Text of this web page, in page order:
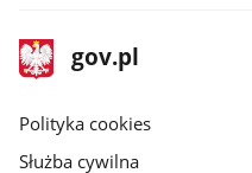
stopka
gov.pl
Strona
gov.pl
gov.pl
Polityka cookies
Służba cywilna